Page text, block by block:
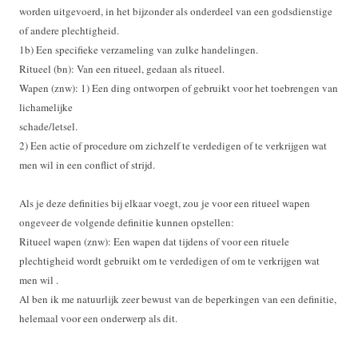
worden uitgevoerd, in het bijzonder als onderdeel van een godsdienstige
of andere plechtigheid.
1b) Een specifieke verzameling van zulke handelingen.
Ritueel (bn): Van een ritueel, gedaan als ritueel.
Wapen (znw): 1) Een ding ontworpen of gebruikt voor het toebrengen van
lichamelijke
schade/letsel.
2) Een actie of procedure om zichzelf te verdedigen of te verkrijgen wat
men wil in een conflict of strijd.
Als je deze definities bij elkaar voegt, zou je voor een ritueel wapen
ongeveer de volgende definitie kunnen opstellen:
Ritueel wapen (znw): Een wapen dat tijdens of voor een rituele
plechtigheid wordt gebruikt om te verdedigen of om te verkrijgen wat
men wil .
Al ben ik me natuurlijk zeer bewust van de beperkingen van een definitie,
helemaal voor een onderwerp als dit.